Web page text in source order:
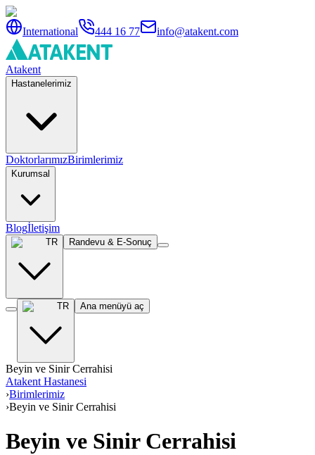
International 444 16 77 info@atakent.com
Atakent
Hastanelerimiz
DoktorlarımızBirimlerimiz
Kurumsal
Blogİletişim
TR Randevu & E-Sonuç
TR Ana menüyü aç
Beyin ve Sinir Cerrahisi
Atakent Hastanesi
›Birimlerimiz
›Beyin ve Sinir Cerrahisi
Beyin ve Sinir Cerrahisi